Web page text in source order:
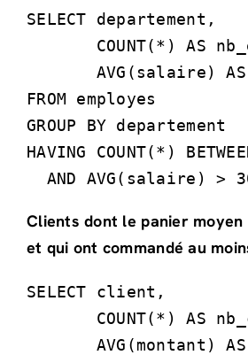
SELECT departement,
COUNT(*) AS
AVG(salaire)
FROM employes
GROUP BY departement
HAVING COUNT(*)
AND AVG(salaire) >
Clients dont le panier moyen
et qui ont commandé au
SELECT client,
COUNT(*) AS
AVG(montant)